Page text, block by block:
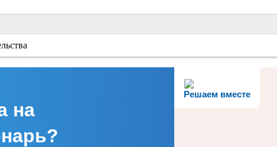
Решаем вместе
на